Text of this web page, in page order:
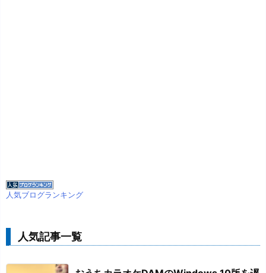
人気ブログランキング
人気記事一覧